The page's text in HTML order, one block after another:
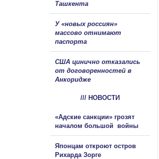
Ташкента
У «новых россиян»
массово отнимают
паспорта
США цинично отказались
от договоренностей в
Анкоридже
/// НОВОСТИ
«Адские санкции» грозят
началом большой войны
Японцам откроют остров
Рихарда Зорге